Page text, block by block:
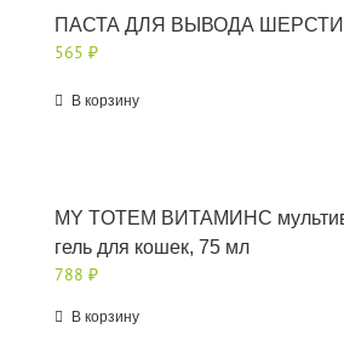
ПАСТА ДЛЯ ВЫВОДА ШЕРСТИ
565 ₽
В корзину
MY TOTEM ВИТАМИНС
гель для кошек, 75 мл
788 ₽
В корзину